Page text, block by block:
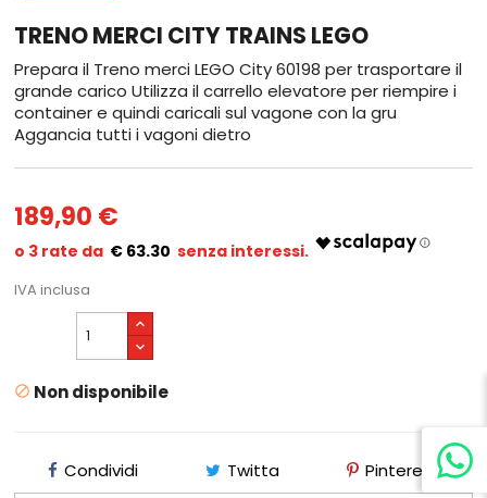
TRENO MERCI CITY TRAINS LEGO
Prepara il Treno merci LEGO City 60198 per trasportare il
grande carico Utilizza il carrello elevatore per riempire i
container e quindi caricali sul vagone con la gru
Aggancia tutti i vagoni dietro
189,90 €
€ 63.30
IVA inclusa
 Non disponibile
Condividi Twitta Pinterest